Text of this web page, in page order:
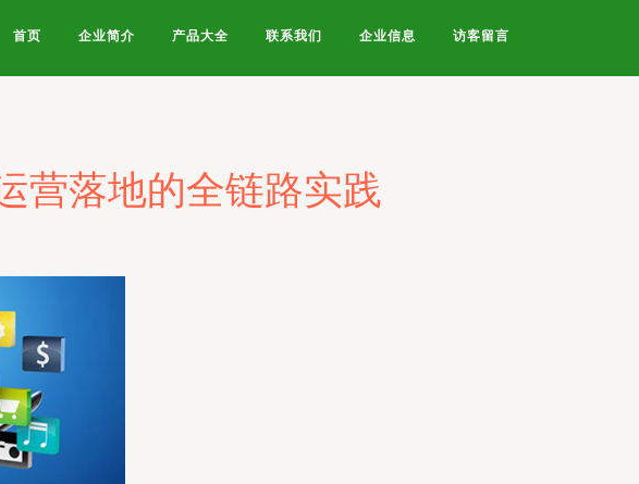
首页 企业简介 产品大全 联系我们 企业信息 访客留言
营落地的全链路实践